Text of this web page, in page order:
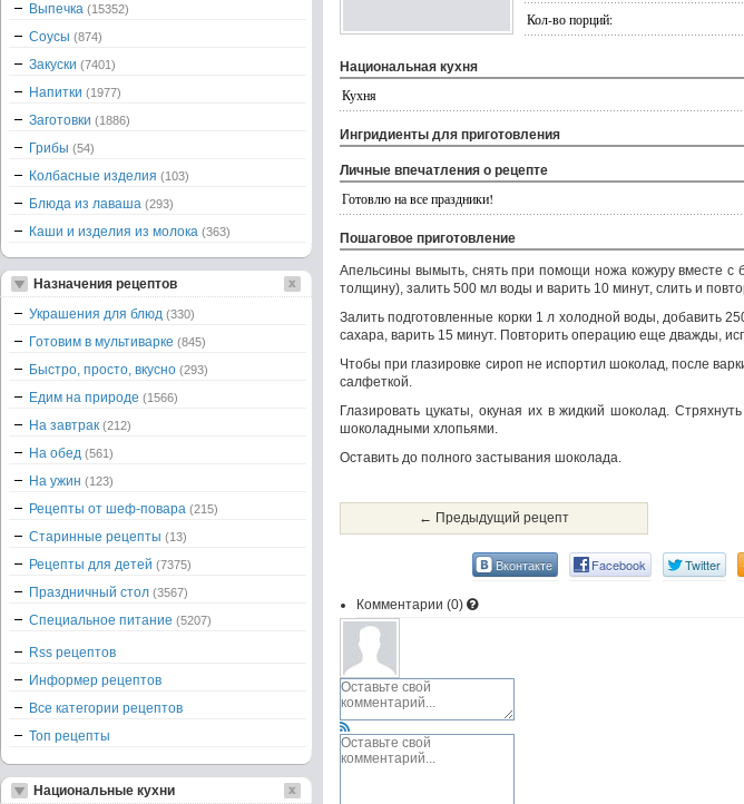
Кол-во порций:
Национальная кухня
Кухня
Ингридиенты для приготовления
Личные впечатления о рецепте
Готовлю на все праздники!
Пошаговое приготовление
Апельсины вымыть, снять при помощи ножа кожуру вместе с
толщину), залить 500 мл воды и варить 10 минут, слить и
Залить подготовленные корки 1 л холодной воды, добавить
сахара, варить 15 минут. Повторить операцию еще дважды,
Чтобы при глазировке сироп не испортил шоколад, после
салфеткой.
Глазировать цукаты, окуная их в жидкий шоколад.
шоколадными хлопьями.
Оставить до полного застывания шоколада.
← Предыдущий рецепт
Вконтакте Facebook Twitter
Комментарии (0)
Выпечка (15352)
Соусы (874)
Закуски (7401)
Напитки (1977)
Заготовки (1886)
Грибы (54)
Колбасные изделия (103)
Блюда из лаваша (293)
Каши и изделия из молока (363)
Назначения рецептов
Украшения для блюд (330)
Готовим в мультиварке (845)
Быстро, просто, вкусно (293)
Едим на природе (1566)
На завтрак (212)
На обед (561)
На ужин (123)
Рецепты от шеф-повара (215)
Старинные рецепты (13)
Рецепты для детей (7375)
Праздничный стол (3567)
Специальное питание (5207)
Rss рецептов
Информер рецептов
Все категории рецептов
Топ рецепты
Национальные кухни